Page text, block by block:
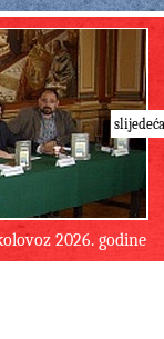
2026. godine
slijedeća